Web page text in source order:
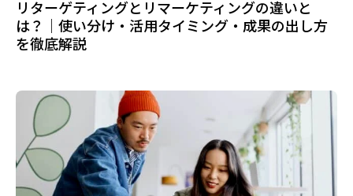
リターゲティングとリマーケティングの違いと
は？｜使い分け・活用タイミング・成果の出し方
を徹底解説